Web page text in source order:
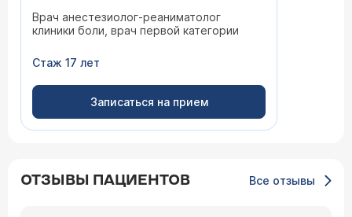
Врач анестезиолог-реаниматолог
клиники боли, врач первой категории
Стаж 17 лет
Записаться на прием
ОТЗЫВЫ ПАЦИЕНТОВ Все отзывы